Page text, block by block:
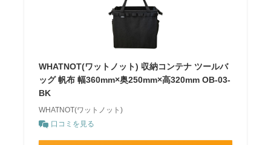
WHATNOT(ワットノット) 収納コンテナ ツールバ
ッグ 帆布 幅360mm×奥250mm×高320mm OB-03-
BK
WHATNOT(ワットノット)
口コミを見る